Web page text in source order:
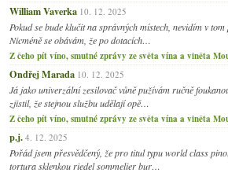
William Vaverka 10. 12. 2025
Pokud se bude klučit na správných místech, nevidím v
Nicméně se obávám, že po dotacích…
Z čeho pít víno, smutné zprávy ze světa vína a viněta
Ondřej Marada 10. 12. 2025
Já jako univerzální zesilovač vůně pužívám ručně
zjistil, že stejnou službu udělají opě…
Z čeho pít víno, smutné zprávy ze světa vína a viněta
p.j. 4. 12. 2025
Pořád jsem přesvědčený, že pro titul typu world class
tortura sklenkou riedel sommelier bur…